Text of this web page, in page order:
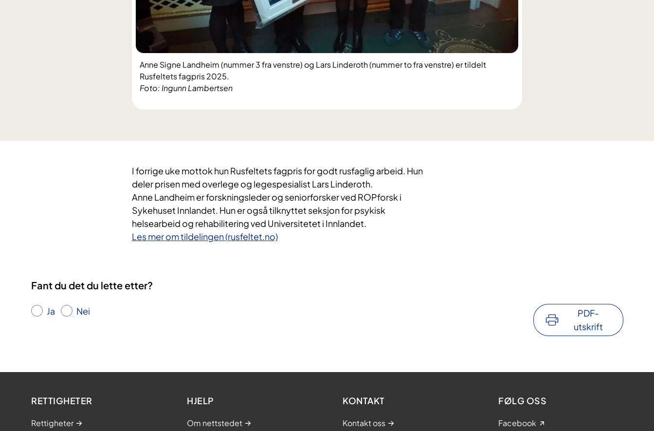
Foto: Ingunn Lambertsen
Anne Signe Landheim (nummer 3 fra venstre) og Lars Linderoth (nummer to fra venstre) er tildelt
Rusfeltets fagpris 2025.
I forrige uke mottok hun Rusfeltets fagpris for godt rusfaglig arbeid. Hun
deler prisen med overlege og legespesialist Lars Linderoth.
Anne Landheim er forskningsleder og seniorforsker ved ROPforsk i
Sykehuset Innlandet. Hun er også tilknyttet seksjon for psykisk
helsearbeid og rehabilitering ved Universitetet i Innlandet.
Les mer om tildelingen (rusfeltet.no)
Fant du det du lette etter?
Ja Nei
PDF-
utskrift
RETTIGHETER
Rettigheter
HJELP
Om nettstedet
KONTAKT
Kontakt oss
FØLG OSS
Facebook